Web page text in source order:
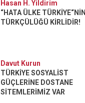
Hasan H. Yildirim
“HATA ÜLKE TÜRKİYE“NİN
TÜRKÇÜLÜĞÜ KİRLİDİR!
Davut Kurun
TÜRKİYE SOSYALİST
GÜÇLERİNE DOSTANE
SİTEMLERİMİZ VAR